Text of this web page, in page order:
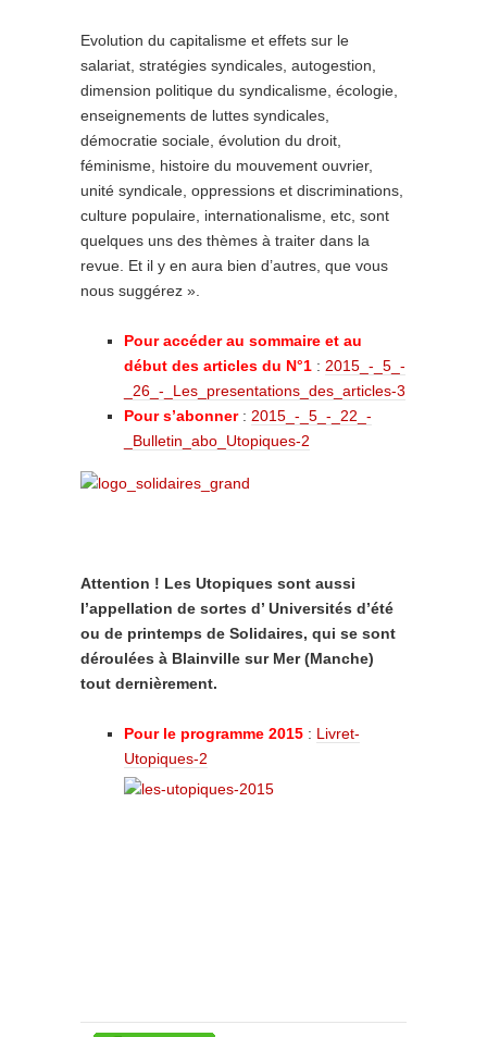
Evolution du capitalisme et effets sur le
salariat, stratégies syndicales, autogestion,
dimension politique du syndicalisme, écologie,
enseignements de luttes syndicales,
démocratie sociale, évolution du droit,
féminisme, histoire du mouvement ouvrier,
unité syndicale, oppressions et discriminations,
culture populaire, internationalisme, etc, sont
quelques uns des thèmes à traiter dans la
revue. Et il y en aura bien d’autres, que vous
nous suggérez ».
Pour accéder au sommaire et au
début des articles du N°1 : 2015_-_5_-
_26_-_Les_presentations_des_articles-3
Pour s’abonner: 2015_-_5_-_22_-
_Bulletin_abo_Utopiques-2
Attention ! Les Utopiques sont aussi
l’appellation de sortes d’ Universités d’été
ou de printemps de Solidaires, qui se sont
déroulées à Blainville sur Mer (Manche)
tout dernièrement.
Pour le programme 2015 : Livret-
Utopiques-2